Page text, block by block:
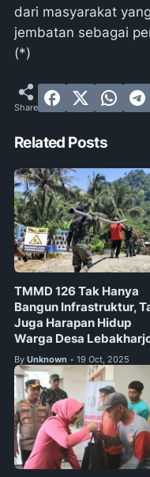
dari masyarakat
jembatan sebagai
(*)
Related Posts
TMMD 126 Tak Hanya
Bangun Infrastruktur,
Juga Harapan Hidup
Warga Desa
By Unknown • 19 Oct, 2025